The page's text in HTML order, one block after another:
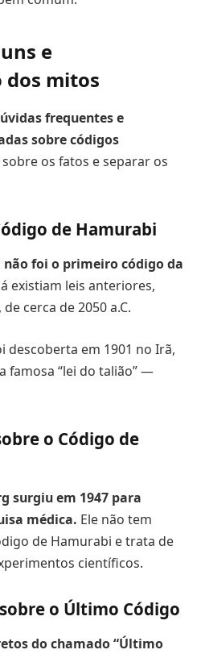
e
dos mitos
frequentes e
sobre códigos
os fatos e separar os
de Hamurabi
não foi o primeiro código da
existiam leis anteriores,
cerca de 2050 a.C.
descoberta em 1901 no Irã,
famosa “lei do talião” —
o Código de
surgiu em 1947 para
médica. Ele não tem
de Hamurabi e trata de
científicos.
o Último Código
do chamado “Último